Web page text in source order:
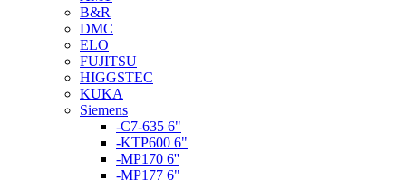
B&R
DMC
ELO
FUJITSU
HIGGSTEC
KUKA
Siemens
-C7-635 6"
-KTP600 6"
-MP170 6''
-MP177 6"